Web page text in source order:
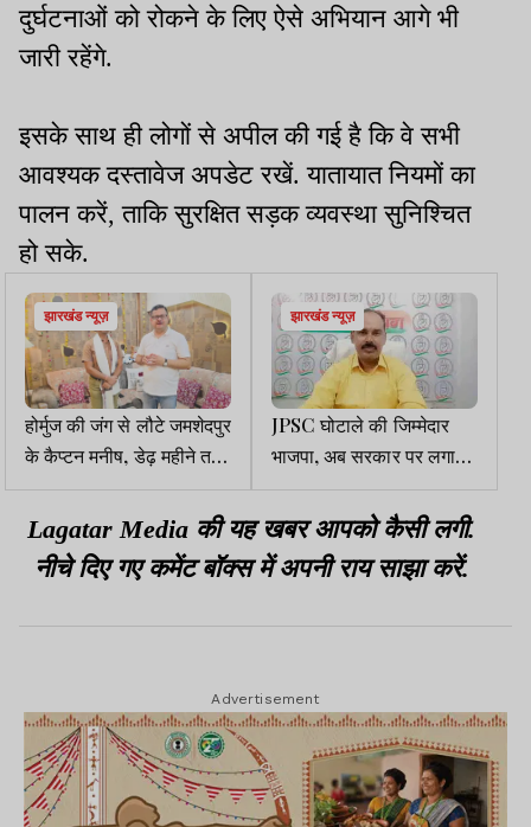
दुर्घटनाओं को रोकने के लिए ऐसे अभियान आगे भी
जारी रहेंगे.
इसके साथ ही लोगों से अपील की गई है कि वे सभी
आवश्यक दस्तावेज अपडेट रखें. यातायात नियमों का
पालन करें, ताकि सुरक्षित सड़क व्यवस्था सुनिश्चित
हो सके.
झारखंड न्यूज़
होर्मुज की जंग से लौटे जमशेदपुर
के कैप्टन मनीष, डेढ़ महीने तक
खतरे के साये में बचाई 40
जिंदगियां
झारखंड न्यूज़
JPSC घोटाले की जिम्मेदार
भाजपा, अब सरकार पर लगा
रही बेबुनियाद आरोप: सोनाल
शांति
Lagatar Media की यह खबर आपको कैसी लगी.
नीचे दिए गए कमेंट बॉक्स में अपनी राय साझा करें.
Advertisement